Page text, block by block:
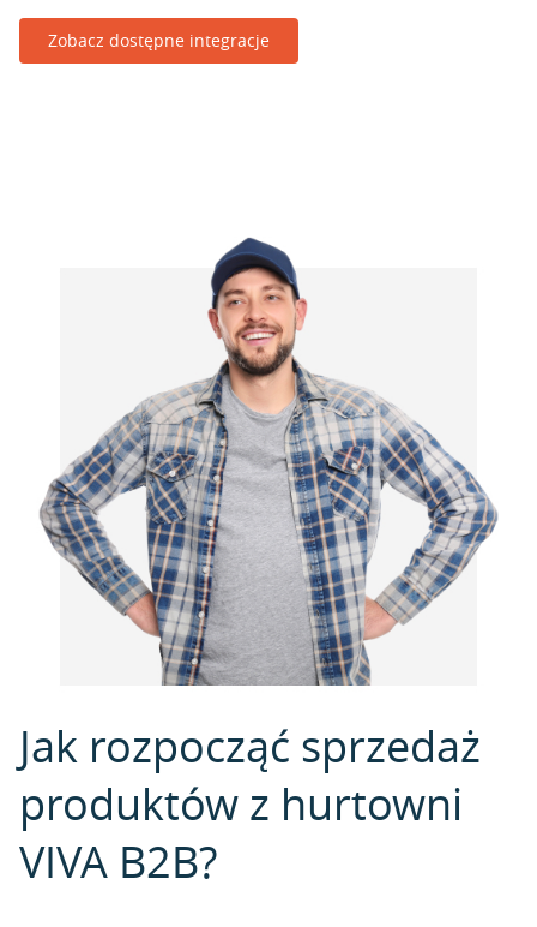
Zobacz dostępne integracje
Jak rozpocząć sprzedaż
produktów z hurtowni
VIVA B2B?